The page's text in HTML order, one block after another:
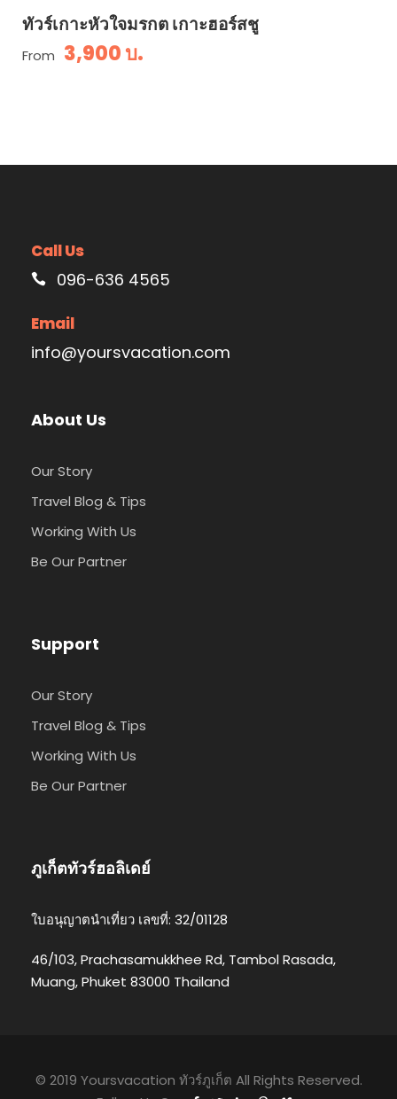
ทัวร์เกาะหัวใจมรกต เกาะฮอร์สชู
From 3,900 บ.
Call Us
096-636 4565
Email
info@yoursvacation.com
About Us
Our Story
Travel Blog & Tips
Working With Us
Be Our Partner
Support
Our Story
Travel Blog & Tips
Working With Us
Be Our Partner
ภูเก็ตทัวร์ฮอลิเดย์
ใบอนุญาตนำเที่ยว เลขที่: 32/01128
46/103, Prachasamukkhee Rd, Tambol Rasada,
Muang, Phuket 83000 Thailand
© 2019 Yoursvacation ทัวร์ภูเก็ต All Rights Reserved.